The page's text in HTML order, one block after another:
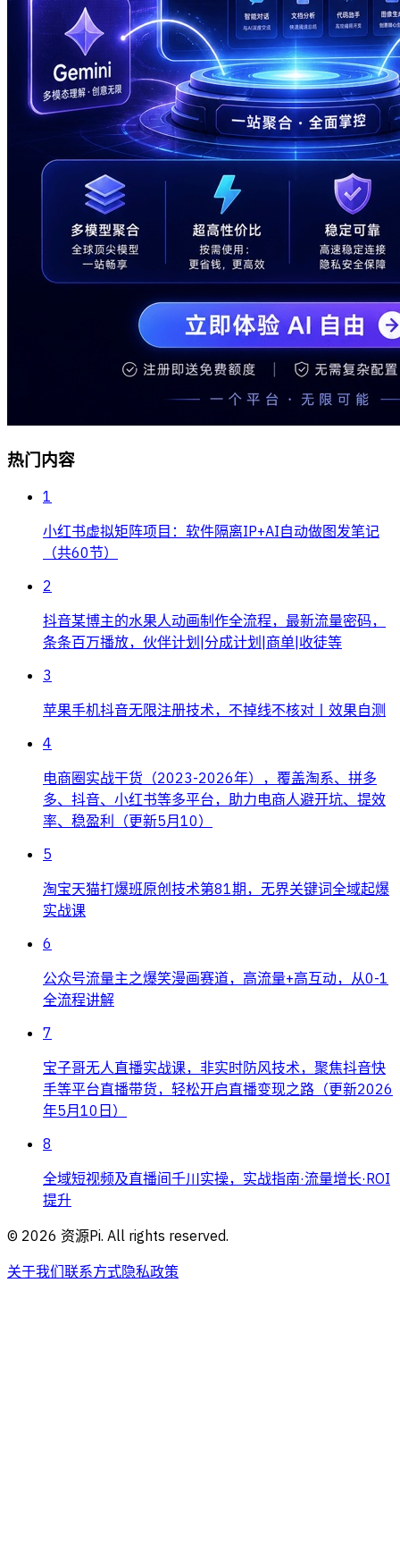
热门内容
1
小红书虚拟矩阵项目：软件隔离IP+AI自动做图发笔记
（共60节）
2
抖音某博主的水果人动画制作全流程，最新流量密码，
条条百万播放，伙伴计划|分成计划|商单|收徒等
3
苹果手机抖音无限注册技术，不掉线不核对丨效果自测
4
电商圈实战干货（2023-2026年），覆盖淘系、拼多
多、抖音、小红书等多平台，助力电商人避开坑、提效
率、稳盈利（更新5月10）
5
淘宝天猫打爆班原创技术第81期，无界关键词全域起爆
实战课
6
公众号流量主之爆笑漫画赛道，高流量+高互动，从0-1
全流程讲解
7
宝子哥无人直播实战课，非实时防风技术，聚焦抖音快
手等平台直播带货，轻松开启直播变现之路（更新2026
年5月10日）
8
全域短视频及直播间千川实操，实战指南·流量增长·ROI
提升
© 2026 资源Pi. All rights reserved.
关于我们联系方式隐私政策